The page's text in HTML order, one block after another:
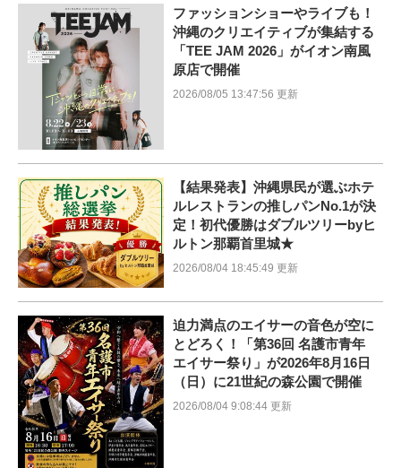
ファッションショーやライブも！
沖縄のクリエイティブが集結する
「TEE JAM 2026」がイオン南風
原店で開催
2026/08/05 13:47:56 更新
【結果発表】沖縄県民が選ぶホテ
ルレストランの推しパンNo.1が決
定！初代優勝はダブルツリーbyヒ
ルトン那覇首里城★
2026/08/04 18:45:49 更新
迫力満点のエイサーの音色が空に
とどろく！「第36回 名護市青年
エイサー祭り」が2026年8月16日
（日）に21世紀の森公園で開催
2026/08/04 9:08:44 更新